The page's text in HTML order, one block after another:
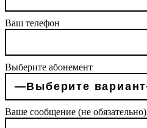
Ваш телефон
Выберите абонемент
Ваше сообщение (не обязательно)